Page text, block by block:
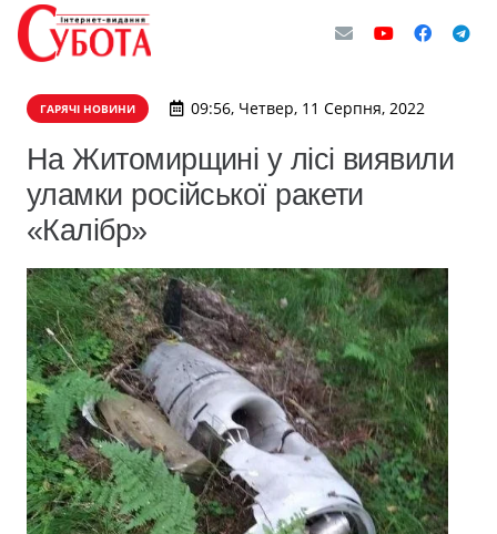
ГАРЯЧІ НОВИНИ 09:56, Четвер, 11 Серпня, 2022
На Житомирщині у лісі виявили
уламки російської ракети
«Калібр»